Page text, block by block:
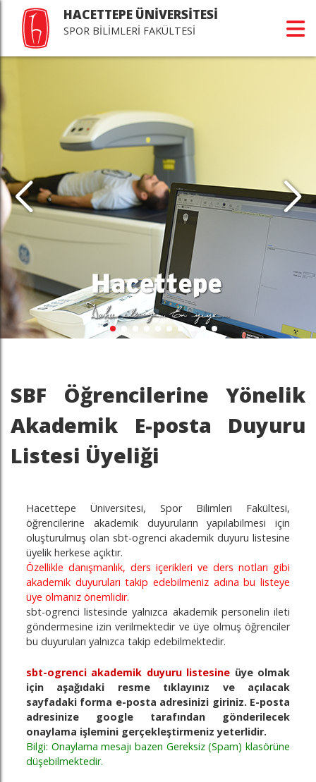
HACETTEPE ÜNİVERSİTESİ
SPOR BİLİMLERİ FAKÜLTESİ
SBF Öğrencilerine Yönelik
Akademik E-posta Duyuru
Listesi Üyeliği
Hacettepe Üniversitesi, Spor Bilimleri Fakültesi,
öğrencilerine akademik duyuruların yapılabilmesi için
oluşturulmuş olan sbt-ogrenci akademik duyuru listesine
üyelik herkese açıktır.
Özellikle danışmanlık, ders içerikleri ve ders notları gibi
akademik duyuruları takip edebilmeniz adına bu listeye
üye olmanız önemlidir.
sbt-ogrenci listesinde yalnızca akademik personelin ileti
göndermesine izin verilmektedir ve üye olmuş öğrenciler
bu duyuruları yalnızca takip edebilmektedir.
sbt-ogrenci akademik duyuru listesine üye olmak
için aşağıdaki resme tıklayınız ve açılacak
sayfadaki forma e-posta adresinizi giriniz. E-posta
adresinize google tarafından gönderilecek
onaylama işlemini gerçekleştirmeniz yeterlidir.
Bilgi: Onaylama mesajı bazen Gereksiz (Spam) klasörüne
düşebilmektedir.